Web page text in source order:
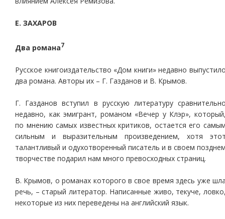
Е. ЗАХАРОВ
Два романа7
Русское книгоиздательство «Дом книги» недавно
два романа. Авторы их – Г. Газданов и В. Крымов.
Г. Газданов вступил в русскую литературу
недавно, как эмигрант, романом «Вечер у Клэр»,
по мнению самых известных критиков, остается его
сильным и выразительным произведением, хотя
талантливый и одухотворенный писатель и в своем
творчестве подарил нам много превосходных страниц.
В. Крымов, о романах которого в свое время здесь уже
речь, – старый литератор. Написанные живо, текуче,
некоторые из них переведены на английский язык.